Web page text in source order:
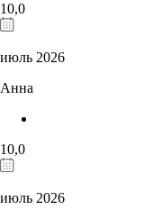
10,0
июль 2026
Анна
10,0
июль 2026